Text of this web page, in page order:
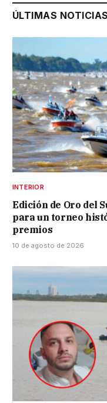
ÚLTIMAS NOTICIAS
INTERIOR
Edición de Oro del
para un torneo
premios
10 de agosto de 2026